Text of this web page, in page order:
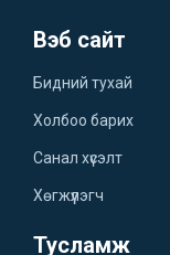
Вэб сайт
Бидний тухай
Холбоо барих
Санал хүсэлт
Хөгжүүлэгч
Тусламж